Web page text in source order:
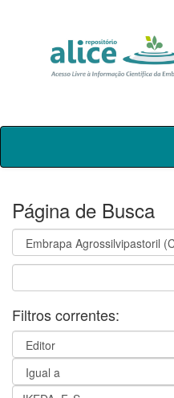
Skip
Página de Busca
Filtros correntes: